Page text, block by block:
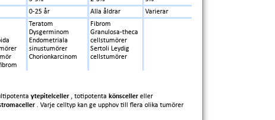
ytepitelceller , totipotenta könsceller eller
. Varje celltyp kan ge upphov till flera olika tumörer
0-25 år Alla åldrar
Varierar
Teratom
Dysgerminom
Endometriala
sinustumörer
Chorionkarcinom
Fibrom
Granulosa-theca
cellstumörer
Sertoli Leydig
cellstumörer